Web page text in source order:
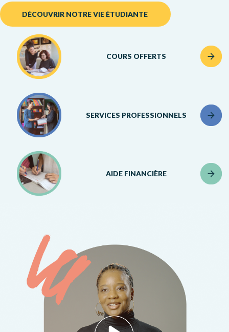
DÉCOUVRIR NOTRE VIE ÉTUDIANTE
COURS OFFERTS
SERVICES PROFESSIONNELS
AIDE FINANCIÈRE